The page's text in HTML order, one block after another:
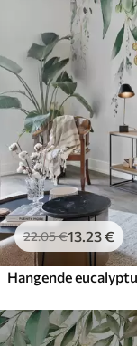
22.05€13 .23€